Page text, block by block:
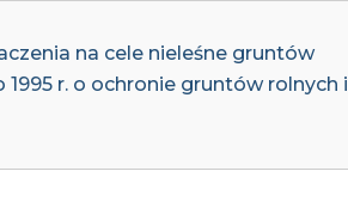
na cele nieleśne gruntów
r. o ochronie gruntów rolnych i